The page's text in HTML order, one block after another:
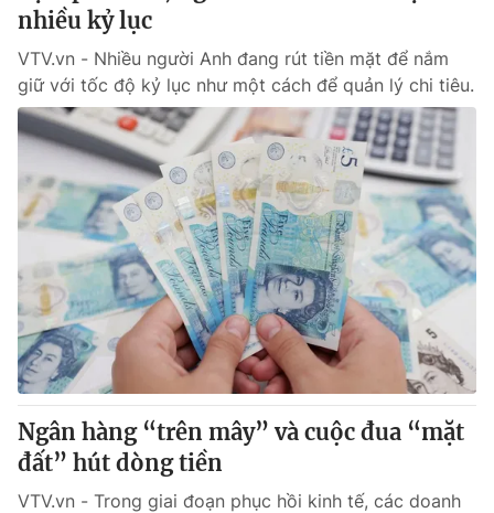
nhiều kỷ lục
VTV.vn - Nhiều người Anh đang rút tiền mặt để nắm
giữ với tốc độ kỷ lục như một cách để quản lý chi tiêu.
Ngân hàng “trên mây” và cuộc đua “mặt
đất” hút dòng tiền
VTV.vn - Trong giai đoạn phục hồi kinh tế, các doanh